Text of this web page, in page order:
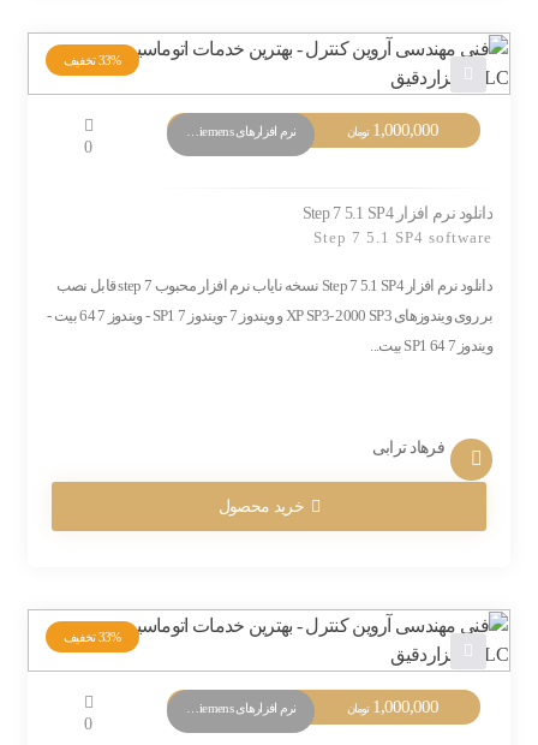
33% تخفیف
1,000,000 تومان نرم افزارهای PLC Siemens
0
دانلود نرم افزار Step 7 5.1 SP4
Step 7 5.1 SP4 software
دانلود نرم افزار Step 7 5.1 SP4 نسخه نایاب نرم افزار محبوب step 7 قابل نصب
بر روی ویندوزهای XP SP3- 2000 SP3 و ویندوز 7 -ویندوز 7 SP1 - ویندوز 7 64 بیت -
ویندوز 7 SP1 64 بیت...
فرهاد ترابی
خرید محصول
33% تخفیف
1,000,000 تومان نرم افزارهای PLC Siemens
0